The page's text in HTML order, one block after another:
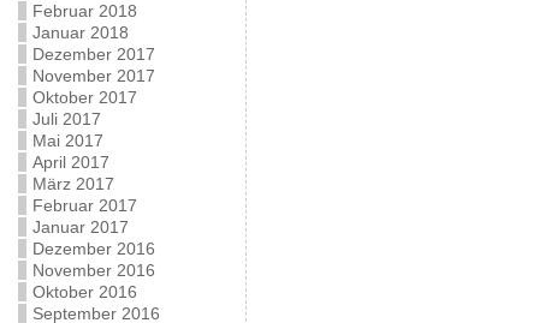
Februar 2018
Januar 2018
Dezember 2017
November 2017
Oktober 2017
Juli 2017
Mai 2017
April 2017
März 2017
Februar 2017
Januar 2017
Dezember 2016
November 2016
Oktober 2016
September 2016